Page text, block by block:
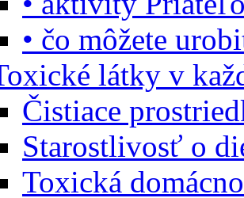
• čo môžete
látky v
Čistiace
Starostlivosť o
Toxická